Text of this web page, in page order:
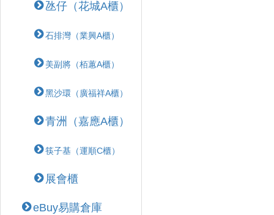
氹仔（花城A櫃）
石排灣（業興A櫃）
美副將（栢蕙A櫃）
黑沙環（廣福祥A櫃）
青洲（嘉應A櫃）
筷子基（運順C櫃）
展會櫃
eBuy易購倉庫